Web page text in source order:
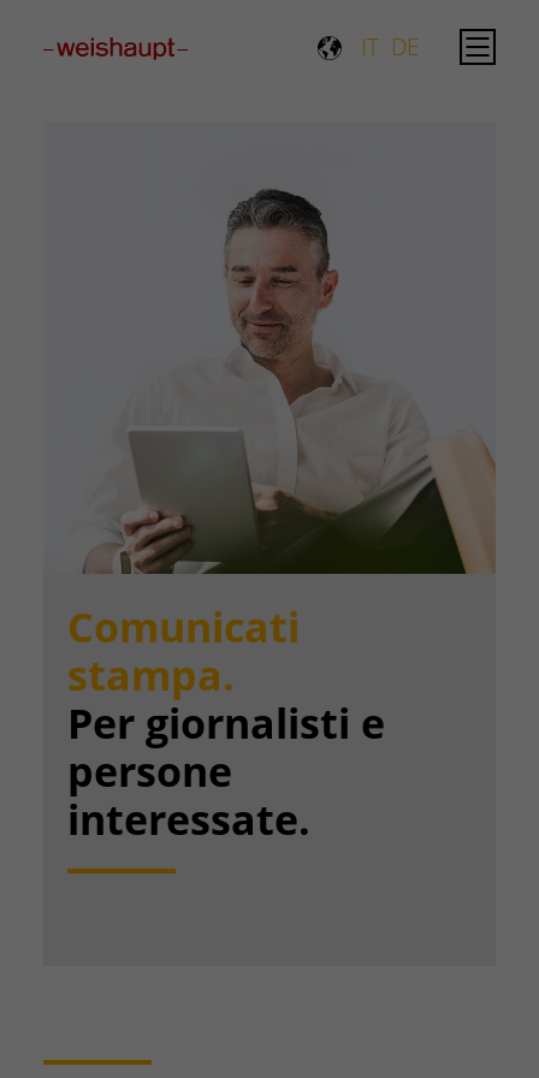
IT DE
Comunicati
stampa.
Per giornalisti e
persone
interessate.